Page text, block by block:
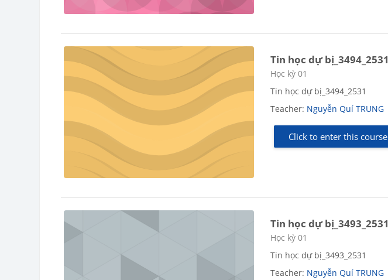
Tin học dự bị_3494_2531
Course category
Học kỳ 01
Tin học dự bị_3494_2531
Teacher: Nguyễn Quí TRUNG
Click to enter this course
Tin học dự bị_3493_2531
Course category
Học kỳ 01
Tin học dự bị_3493_2531
Teacher: Nguyễn Quí TRUNG